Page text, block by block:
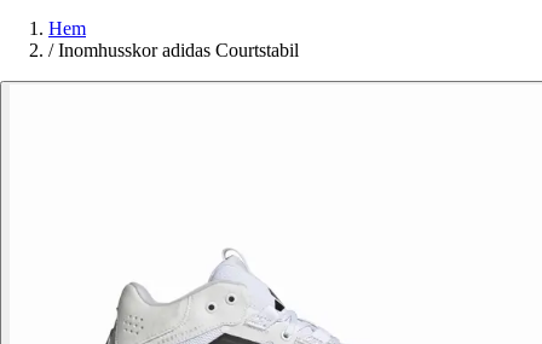
Hem
/ Inomhusskor adidas Courtstabil